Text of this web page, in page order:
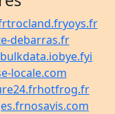
trocland.fryoys.fr
debarras.fr
bulkdata.iobye.fyi
locale.com
hotfrog.fr
nosavis.com